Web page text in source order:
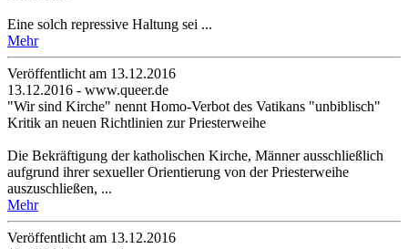
Eine solch repressive Haltung sei ...
Mehr
Veröffentlicht am 13­.12.2016
13.12.2016 - www.queer.de
"Wir sind Kirche" nennt Homo-Verbot des Vatikans "unbiblisch"
Kritik an neuen Richtlinien zur Priesterweihe
Die Bekräftigung der katholischen Kirche, Männer ausschließlich
aufgrund ihrer sexueller Orientierung von der Priesterweihe
auszuschließen, ...
Mehr
Veröffentlicht am 13­.12.2016